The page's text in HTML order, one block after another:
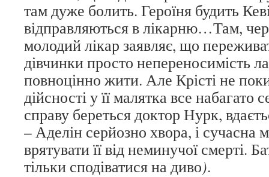
там дуже болить. Героїня будить
відправляються в лікарню…Там,
молодий лікар заявляє, що
дівчинки просто непереносимість
повноцінно жити. Але Крісті не
дійсності у її малятка все набагато
справу береться доктор Нурк,
– Аделін серйозно хвора, і
врятувати її від неминучої смерті.
тільки сподіватися на диво).